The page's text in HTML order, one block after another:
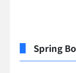
Spring